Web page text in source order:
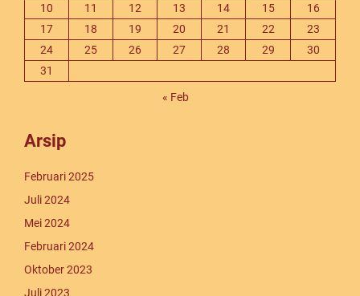
10
11 12 13 14 15
16
17
18 19 20 21 22
23
24
25 26 27 28 29
30
31
« Feb
Arsip
Februari 2025
Juli 2024
Mei 2024
Februari 2024
Oktober 2023
Juli 2023